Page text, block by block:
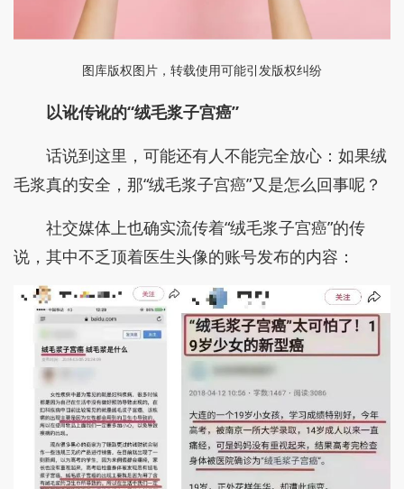
图库版权图片，转载使用可能引发版权纠纷
以讹传讹的“绒毛浆子宫癌”
话说到这里，可能还有人不能完全放心：如果绒
毛浆真的安全，那“绒毛浆子宫癌”又是怎么回事呢？
社交媒体上也确实流传着“绒毛浆子宫癌”的传
说，其中不乏顶着医生头像的账号发布的内容：